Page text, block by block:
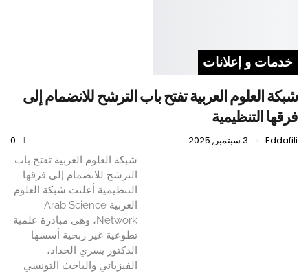
خدمات و إعلانات
شبكة العلوم العربية تفتح باب الترشح للانضمام إلى
فرقها التنظيمية
Eddafili 3 سبتمبر, 2025
شبكة العلوم العربية تفتح باب
الترشح للانضمام إلى فرقها
التنظيمية أعلنت شبكة العلوم
العربية Arab Science
Network، وهي مبادرة علمية
تطوعية غير ربحية أسسها
الدكتور يسري الحداد،
الفيزيائي والباحث التونسي